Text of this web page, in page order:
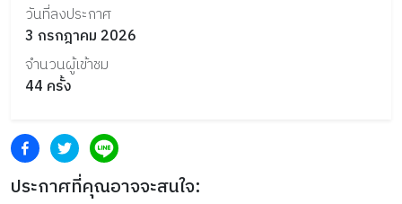
วันที่ลงประกาศ
3 กรกฎาคม 2026
จำนวนผู้เข้าชม
44 ครั้ง
ประกาศที่คุณอาจจะสนใจ: